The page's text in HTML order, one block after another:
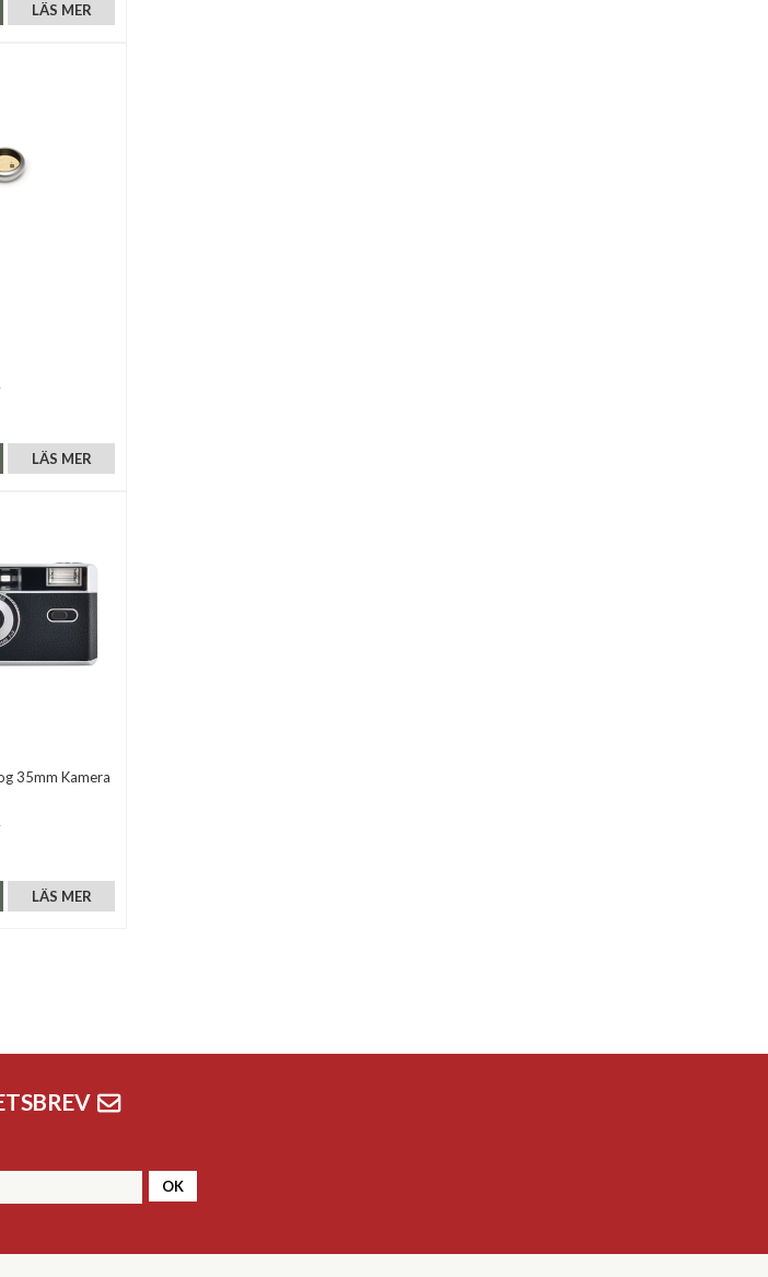
LÄS MER
LÄS MER
35mm Kamera
LÄS MER
OK